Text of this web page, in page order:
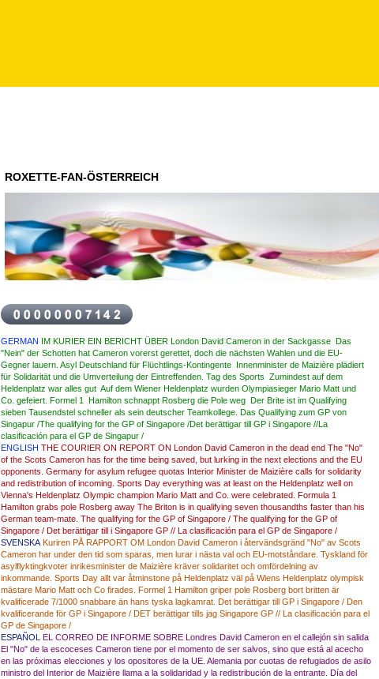
ROXETTE-FAN-ÖSTERREICH
GERMAN IM KURIER EIN BERICHT ÜBER London David Cameron in der Sackgasse Das
"Nein" der Schotten hat Cameron vorerst gerettet, doch die nächsten Wahlen und die EU-
Gegner lauern. Asyl Deutschland für Flüchtlings-Kontingente Innenminister de Maizière plädiert
für Solidarität und die Umverteilung der Eintreffenden. Tag des Sports Zumindest auf dem
Heldenplatz war alles gut Auf dem Wiener Heldenplatz wurden Olympiasieger Mario Matt und
Co. gefeiert. Formel 1 Hamilton schnappt Rosberg die Pole weg Der Brite ist im Qualifying
sieben Tausendstel schneller als sein deutscher Teamkollege. Das Qualifying zum GP von
Singapur /The qualifying for the GP of Singapore /Det berättigar till GP i Singapore //La
clasificación para el GP de Singapur /
ENGLISH THE COURIER ON REPORT ON London David Cameron in the dead end The "No"
of the Scots Cameron has for the time being saved, but lurking in the next elections and the EU
opponents. Germany for asylum refugee quotas Interior Minister de Maizière calls for solidarity
and redistribution of incoming Sports Day everything was at least on the Heldenplatz well on
Vienna's Heldenplatz Olympic champion Mario Matt and Co. were celebrated Formula 1
Hamilton grabs pole Rosberg away The Briton is in qualifying seven thousandths faster than his
German team-mate The qualifying for the GP of Singapore / The qualifying for the GP of
Singapore / Det berättigar till i Singapore GP // La clasificación para el GP de Singapore /
SVENSKA Kuriren PÅ RAPPORT OM London David Cameron i återvändsgränd "No" av Scots
Cameron har under den tid som sparas men lurar i nästa val och EU-motståndare. Tyskland för
asylflyktingkvoter inrikesminister de Maizière kräver solidaritet och omfördelning av
inkommande Sports Day allt var åtminstone på Heldenplatz väl på Wiens Heldenplatz olympisk
mästare Mario Matt och Co firades Formel 1 Hamilton griper pole Rosberg bort britten är
kvalificerade 7/1000 snabbare än hans tyska lagkamrat Det berättigar till GP i Singapore / Den
kvalificerande för GP i Singapore / DET berättigar tills jag Singapore GP // La clasificación para el
GP de Singapore /
ESPAÑOL EL CORREO DE INFORME SOBRE Londres David Cameron en el callejón sin salida
El "No" de la escoceses Cameron tiene por el momento de ser salvos sino que está al acecho
en las próximas elecciones y los opositores de la UE Alemania por cuotas de refugiados de asilo
ministro del Interior de Maizière llama a la solidaridad y la redistribución de la entrante. Día del